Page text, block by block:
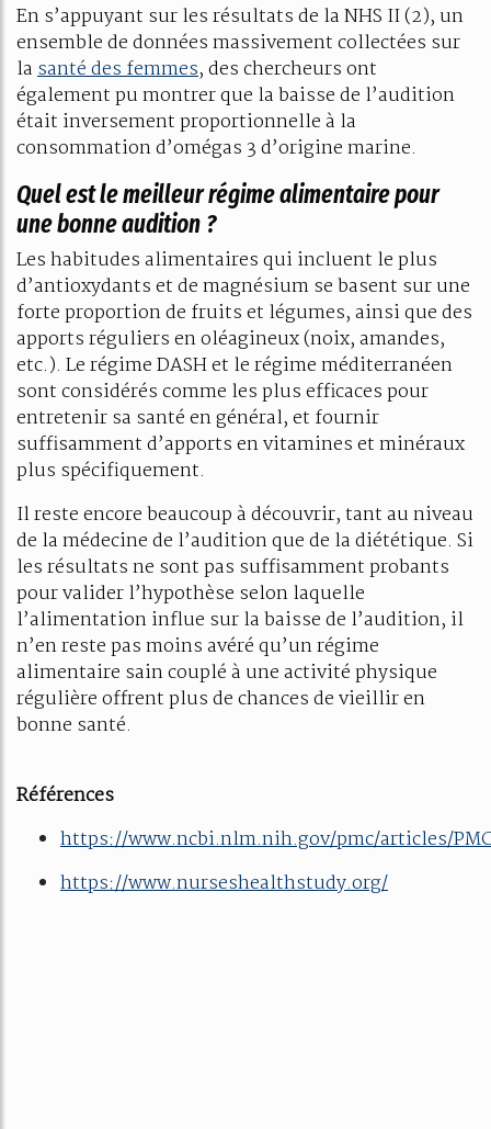
En s’appuyant sur les résultats de la NHS II (2), un
ensemble de données massivement collectées sur
lasanté des femmes, des chercheurs ont
également pu montrer que la baisse de l’audition
était inversement proportionnelle à la
consommation d’omégas 3 d’origine marine.
Quel est le meilleur régime alimentaire pour
une bonne audition ?
Les habitudes alimentaires qui incluent le plus
d’antioxydants et de magnésium se basent sur une
forte proportion de fruits et légumes, ainsi que des
apports réguliers en oléagineux (noix, amandes,
etc.). Le régime DASH et le régime méditerranéen
sont considérés comme les plus efficaces pour
entretenir sa santé en général, et fournir
suffisamment d’apports en vitamines et minéraux
plus spécifiquement.
Il reste encore beaucoup à découvrir, tant au niveau
de la médecine de l’audition que de la diététique. Si
les résultats ne sont pas suffisamment probants
pour valider l’hypothèse selon laquelle
l’alimentation influe sur la baisse de l’audition, il
n’en reste pas moins avéré qu’un régime
alimentaire sain couplé à une activité physique
régulière offrent plus de chances de vieillir en
bonne santé.
Références
https://www.ncbi.nlm.nih.gov/pmc/articles/
https://www.nurseshealthstudy.org/